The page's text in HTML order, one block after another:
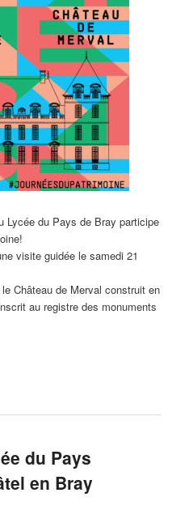
Lycée du Pays de Bray participe
!
visite guidée le samedi 21
Château de Merval construit en
au registre des monuments
du Pays
en Bray